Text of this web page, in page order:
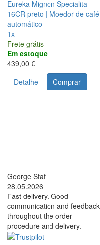
Eureka Mignon Specialita
16CR preto | Moedor de café
automático
1x
Frete grátis
Em estoque
439,00 €
Detalhe
Comprar
George Staf
28.05.2026
Fast delivery. Good
communication and feedback
throughout the order
procedure and delivery.